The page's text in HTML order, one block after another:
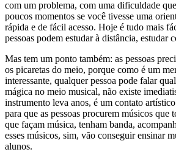
com um problema, com uma dificuldade
poucos momentos se você tivesse uma
rápida e de fácil acesso. Hoje é tudo mais
pessoas podem estudar à distância, estudar
Mas tem um ponto também: as pessoas
os picaretas do meio, porque como é um
interessante, qualquer pessoa pode falar
mágica no meio musical, não existe
instrumento leva anos, é um contato
para que as pessoas procurem músicos que
que façam música, tenham banda,
esses músicos, sim, vão conseguir ensinar
alunos.